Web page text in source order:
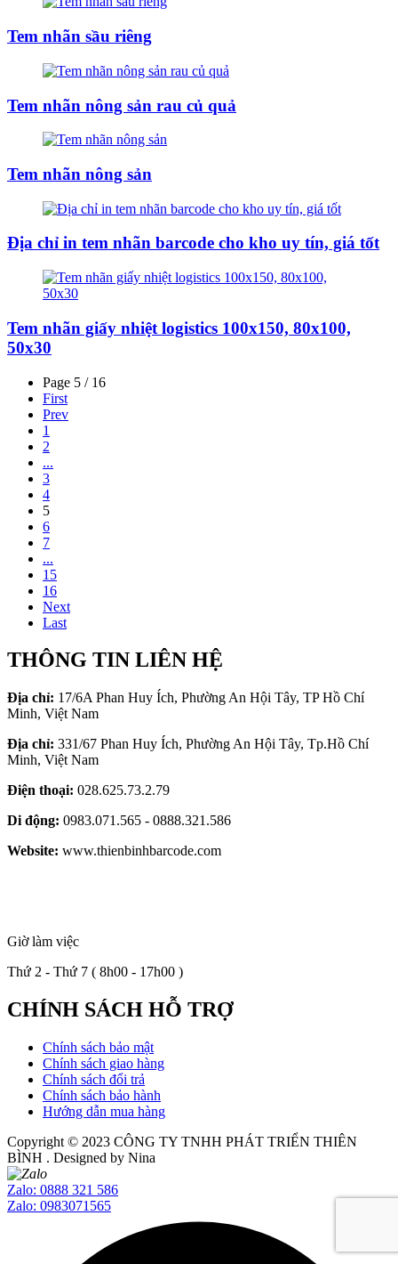
Tem nhãn sầu riêng
Tem nhãn nông sản rau củ quả
Tem nhãn nông sản
Địa chỉ in tem nhãn barcode cho kho uy tín, giá tốt
Tem nhãn giấy nhiệt logistics 100x150, 80x100,
50x30
Page 5 / 16
First
Prev
1
2
...
3
4
5
6
7
...
15
16
Next
Last
THÔNG TIN LIÊN HỆ
Địa chỉ: 17/6A Phan Huy Ích, Phường An Hội Tây, TP Hồ Chí
Minh, Việt Nam
Địa chỉ: 331/67 Phan Huy Ích, Phường An Hội Tây, Tp.Hồ Chí
Minh, Việt Nam
Điện thoại: 028.625.73.2.79
Di động: 0983.071.565 - 0888.321.586
Website: www.thienbinhbarcode.com
Giờ làm việc
Thứ 2 - Thứ 7 ( 8h00 - 17h00 )
CHÍNH SÁCH HỖ TRỢ
Chính sách bảo mật
Chính sách giao hàng
Chính sách đổi trả
Chính sách bảo hành
Hướng dẫn mua hàng
Copyright © 2023 CÔNG TY TNHH PHÁT TRIỂN THIÊN
BÌNH . Designed by Nina
Zalo: 0888 321 586
Zalo: 0983071565